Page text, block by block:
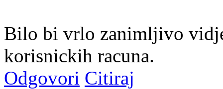
Bilo bi vrlo zanimljivo
korisnickih racuna.
Odgovori Citiraj